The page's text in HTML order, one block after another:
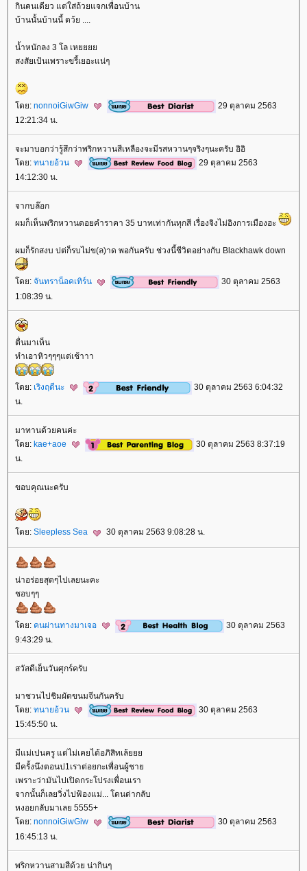
กินคนเดียว แต่ใส่ถ้วยแจกเพื่อนบ้าน
บ้านนั้นบ้านนี้ ดว้ย ....
น้ำหนักลง 3 โล เห
สงสัยเป้นเพราะขรี้เยอะแน่ๆ
ดย: nonnoiGiwGiw
29 ตุลาคม 2563
12:21:34 น.
จะมาบอกว่ารู้สึกว่าพริกหวานสีเหลืองจะมีรสหวานๆจริงๆนะครับ อิอิ
ดย: ทนายอ้วน
29 ตุลาคม 2563
14:12:30 น.
จากบล๊อก
ผมก็เห็นพริกหวานดอยคำราคา 35 บาทเท่ากันทุกสี เรื่องจิงไม่อิงการเมืองฮะ
ผมก็รักสงบ ปต่ก็รบไม่ข(ล)าด พอกันครับ ช่วงนี้ชีวิตอย่างกับ Blackhawk down
ดย: จันทราน็อคเทิร์น
30 ตุลาคม 2563
1:08:39 น.
ตื่นมาเห็น
ทำเอาหิวๆๆๆแต่เช้าาา
ดย: เริงฤดีนะ
30 ตุลาคม 2563 6:04:32
น.
มาทานด้วยคนค่ะ
ดย: kae+aoe
30 ตุลาคม 2563 8:37:19
น.
ขอบคุณนะครับ
ดย: Sleepless Sea 30 ตุลาคม 2563 9:08:28 น.
น่าอร่อยสุดๆไปเลยนะคะ
ชอบๆๆ
ดย: คนผ่านทางมาเจอ
30 ตุลาคม 2563
9:43:29 น.
สวัสดีเย็นวันศุกร์ครับ
มาชวนไปชิมผัดขนมจีนกันครับ
ดย: ทนายอ้วน
30 ตุลาคม 2563
15:45:50 น.
มีแม่เปนครู แต่ไม่เคยได้อภิสิทเล้
มีครั้งนึงตอนป1เราต่อยกะเพื่อนผู้ชา
เพราะว่ามันไปเปิดกระโปรงเพื่อนเรา
จากนั้นก็เลยวิ่งไปฟ้องแม่... โดนด่ากลับ
หงอยกลับมาเลย 5555+
ดย: nonnoiGiwGiw
30 ตุลาคม 2563
16:45:13 น.
พริกหวานสามสีด้วย น่ากินๆ